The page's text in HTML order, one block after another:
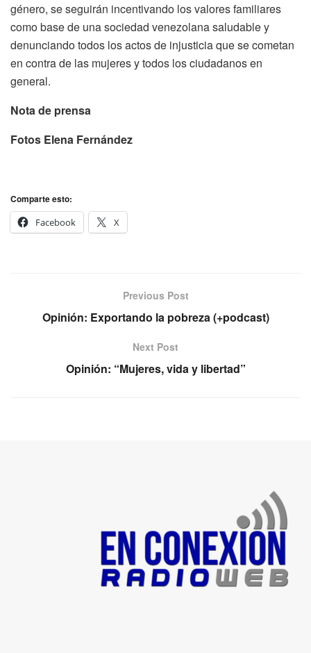
género, se seguirán incentivando los valores familiares
como base de una sociedad venezolana saludable y
denunciando todos los actos de injusticia que se cometan
en contra de las mujeres y todos los ciudadanos en
general.
Nota de prensa
Fotos Elena Fernández
Comparte esto:
Facebook
X
Previous Post
Opinión: Exportando la pobreza (+podcast)
Next Post
Opinión: “Mujeres, vida y libertad”